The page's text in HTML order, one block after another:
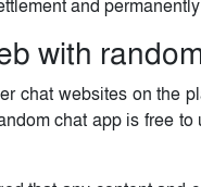
and
with
chat websites on the
chat app is free